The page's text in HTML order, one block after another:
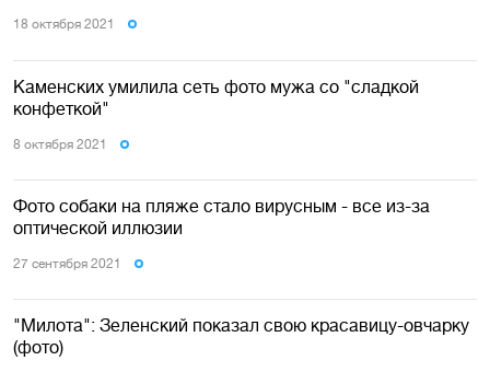
18 октября 2021
Каменских умилила сеть фото мужа со "сладкой
конфеткой"
8 октября 2021
Фото собаки на пляже стало вирусным - все из-за
оптической иллюзии
27 сентября 2021
"Милота": Зеленский показал свою красавицу-овчарку
(фото)